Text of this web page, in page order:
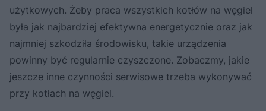
użytkowych. Żeby praca wszystkich kotłów na węgiel
była jak najbardziej efektywna energetycznie oraz jak
najmniej szkodziła środowisku, takie urządzenia
powinny być regularnie czyszczone. Zobaczmy, jakie
jeszcze inne czynności serwisowe trzeba wykonywać
przy kotłach na węgiel.